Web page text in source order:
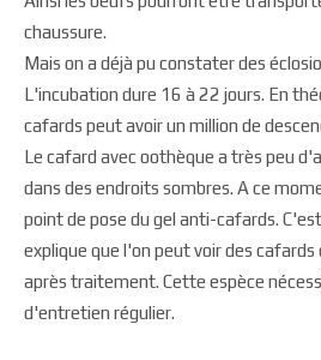
chaussure.
Mais on a déjà pu constater des
L'incubation dure 16 à 22 jours. En
cafards peut avoir un million de
Le cafard avec oothèque a très peu
dans des endroits sombres. A ce
point de pose du gel anti-cafards.
explique que l'on peut voir des cafards
après traitement. Cette espèce
d'entretien régulier.